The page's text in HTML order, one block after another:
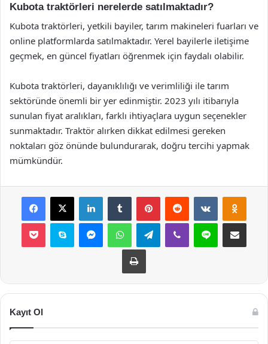
Kubota traktörleri nerelerde satılmaktadır?
Kubota traktörleri, yetkili bayiler, tarım makineleri fuarları ve
online platformlarda satılmaktadır. Yerel bayilerle iletişime
geçmek, en güncel fiyatları öğrenmek için faydalı olabilir.
Kubota traktörleri, dayanıklılığı ve verimliliği ile tarım
sektöründe önemli bir yer edinmiştir. 2023 yılı itibarıyla
sunulan fiyat aralıkları, farklı ihtiyaçlara uygun seçenekler
sunmaktadır. Traktör alırken dikkat edilmesi gereken
noktaları göz önünde bulundurarak, doğru tercihi yapmak
mümkündür.
Facebook
X LinkedInTumblr PinterestReddit VKontakte
Pocket Skype MessengerWhatsAppTelegramViber Line E-Posta ile
Yazdır
Kayıt Ol